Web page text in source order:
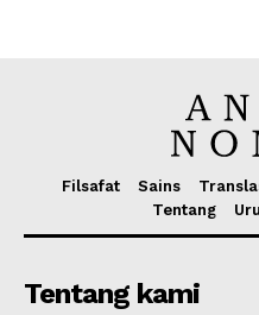
Filsafat Sains
Tentang
Tentang kami